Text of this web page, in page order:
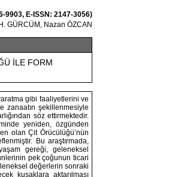
9903, E-ISSN: 2147-3056)
GÜRCÜM, Nazan ÖZCAN
İLE FORM
gibi faaliyetlerini ve
zanaatın şekillenmesiyle
söz ettirmektedir.
yeniden, özgünden
olan Çit Örücülüğü’nün
Bu araştırmada,
gereği, geleneksel
pek çoğunun ticari
değerlerin sonraki
kuşaklara aktarılması